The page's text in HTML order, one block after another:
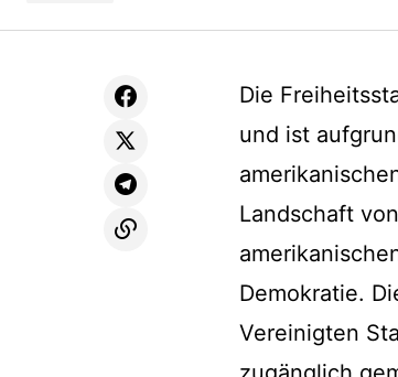
Die
und ist
Landschaft von
Demokratie.
Vereinigten